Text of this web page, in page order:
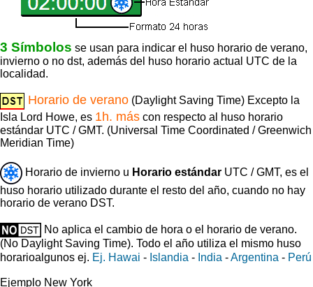
3 Símbolos se usan para indicar el huso horario de verano,
invierno o no dst, además del huso horario actual UTC de la
localidad.
Horario de verano (Daylight Saving Time) Excepto la
Isla Lord Howe, es 1h. más con respecto al huso horario
estándar UTC / GMT. (Universal Time Coordinated / Greenwich
Meridian Time)
Horario de invierno u Horario estándar UTC / GMT, es el
huso horario utilizado durante el resto del año, cuando no hay
horario de verano DST.
No aplica el cambio de hora o el horario de verano.
(No Daylight Saving Time). Todo el año utiliza el mismo huso
horarioalgunos ej. Ej. Hawai - Islandia - India -Argentina - Perú
Ejemplo New York